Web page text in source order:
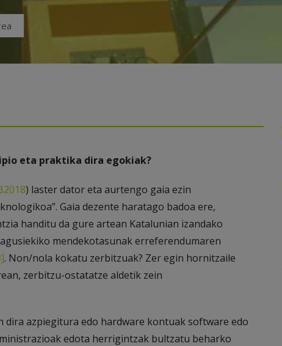
eta praktika dira egokiak?
) laster dator eta aurtengo gaia ezin
Gaia dezente haratago badoa ere,
handitu da gure artean Katalunian izandako
mendekotasunak erreferendumaren
. Non/nola kokatu zerbitzuak? Zer egin hornitzaile
zerbitzu-ostatatze aldetik zein
dira azpiegitura edo hardware kontuak software edo
edota herrigintzak bultzatu beharko